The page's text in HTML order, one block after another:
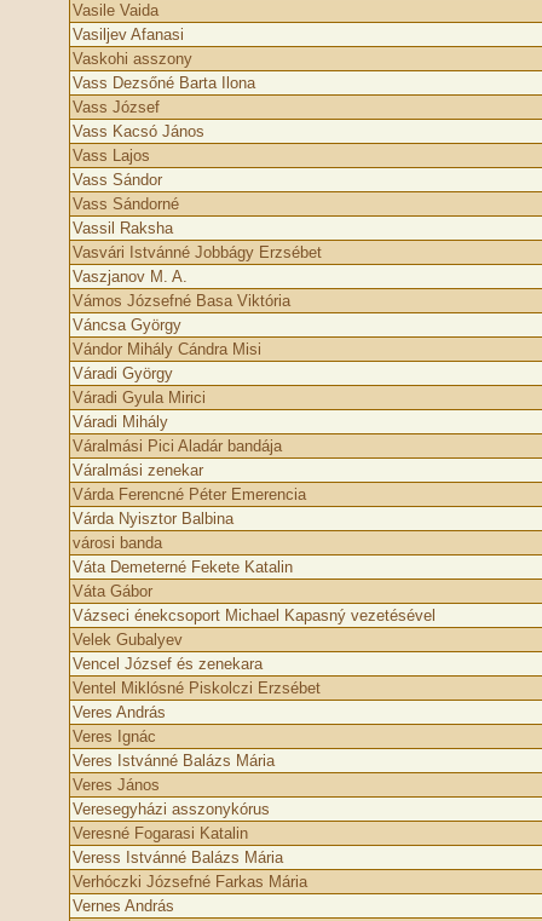
Vasile Vaida
Vasiljev Afanasi
Vaskohi asszony
Vass Dezsőné Barta Ilona
Vass József
Vass Kacsó János
Vass Lajos
Vass Sándor
Vass Sándorné
Vassil Raksha
Vasvári Istvánné Jobbágy Erzsébet
Vaszjanov M. A.
Vámos Józsefné Basa Viktória
Váncsa György
Vándor Mihály Cándra Misi
Váradi György
Váradi Gyula Mirici
Váradi Mihály
Váralmási Pici Aladár bandája
Váralmási zenekar
Várda Ferencné Péter Emerencia
Várda Nyisztor Balbina
városi banda
Váta Demeterné Fekete Katalin
Váta Gábor
Vázseci énekcsoport Michael Kapasný vezetésével
Velek Gubalyev
Vencel József és zenekara
Ventel Miklósné Piskolczi Erzsébet
Veres András
Veres Ignác
Veres Istvánné Balázs Mária
Veres János
Veresegyházi asszonykórus
Veresné Fogarasi Katalin
Veress Istvánné Balázs Mária
Verhóczki Józsefné Farkas Mária
Vernes András